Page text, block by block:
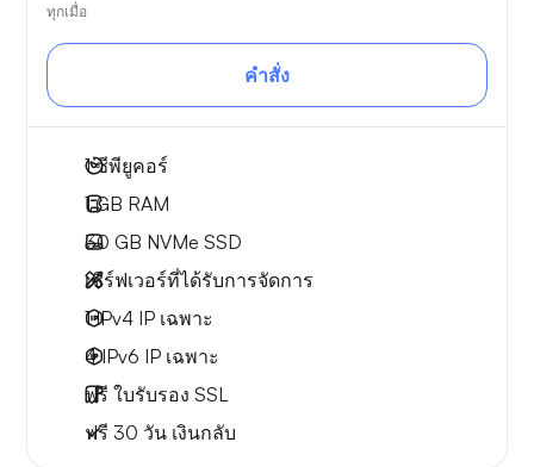
ทุกเมื่อ
คำสั่ง
1ซีพียูคอร์
1 GB RAM
30 GB NVMe SSD
เซิร์ฟเวอร์ที่ได้รับการจัดการ
1 IPv4 IP เฉพาะ
4 IPv6 IP เฉพาะ
ฟรี ใบรับรอง SSL
ฟรี 30 วัน เงินกลับ